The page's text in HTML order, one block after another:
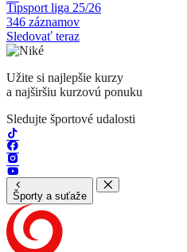
Tipsport liga 25/26
346 záznamov
Sledovať teraz
Užite si najlepšie kurzy
a najširšiu kurzovú ponuku
Sledujte športové udalosti
Športy a suťaže